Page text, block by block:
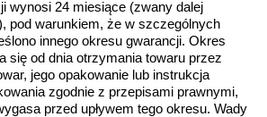
wynosi 24 miesiące (zwany dalej
pod warunkiem, że w szczególnych
innego okresu gwarancji. Okres
się od dnia otrzymania towaru przez
jego opakowanie lub instrukcja
zgodnie z przepisami prawnymi,
przed upływem tego okresu. Wady